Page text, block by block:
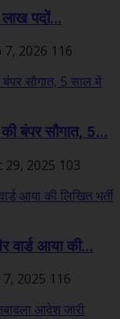
पदों...
7, 2026 116
बंपर सौगात, 5...
29, 2025 103
वार्ड आया की...
7, 2025 116